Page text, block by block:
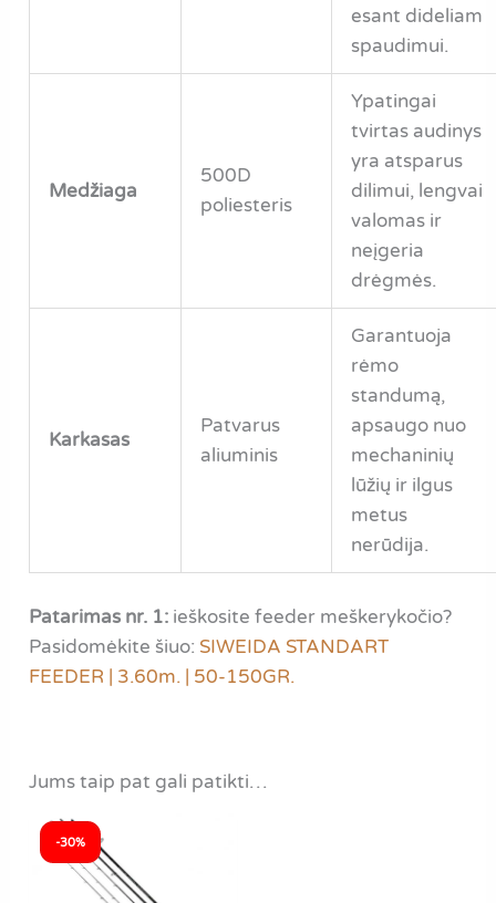
esant dideliam
spaudimui.
Medžiaga
500D
poliesteris
Ypatingai
tvirtas audinys
yra atsparus
dilimui, lengvai
valomas ir
neįgeria
drėgmės.
Karkasas
Patvarus
aliuminis
Garantuoja
rėmo
standumą,
apsaugo nuo
mechaninių
lūžių ir ilgus
metus
nerūdija.
Patarimas nr. 1: ieškosite feeder meškerykočio?
Pasidomėkite šiuo: SIWEIDA STANDART
FEEDER | 3.60m. | 50-150GR.
Jums taip pat gali patikti…
-30%